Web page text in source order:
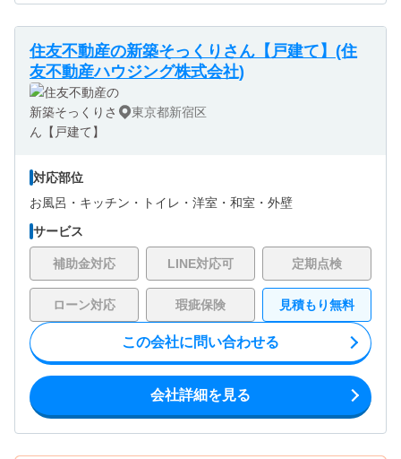
住友不動産の新築そっくりさん【戸建て】(住
友不動産ハウジング株式会社)
東京都新宿区
対応部位
お風呂・ キッチン・ トイレ・ 洋室・ 和室・ 外壁
サービス
補助金対応 LINE対応可 定期点検
ローン対応 瑕疵保険 見積もり無料
この会社に問い合わせる
会社詳細を見る